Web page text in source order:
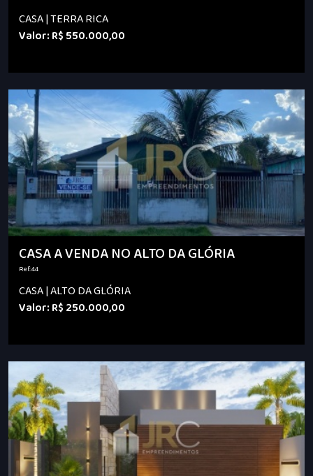
CASA | TERRA RICA
Valor: R$ 550.000,00
CASA A VENDA NO ALTO DA GLÓRIA
Ref.:44
CASA | ALTO DA GLÓRIA
Valor: R$ 250.000,00